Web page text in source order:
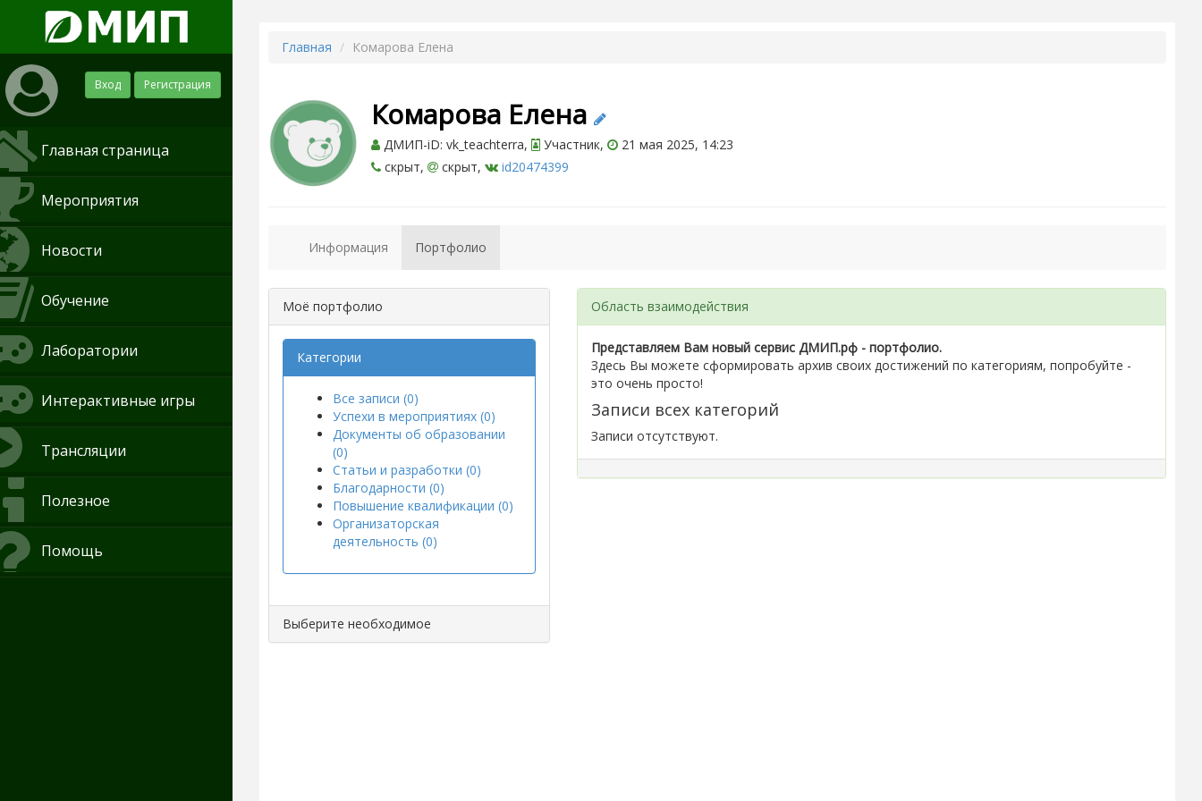
Вход Регистрация
Главная страница
Мероприятия
Новости
Обучение
Лаборатории
Интерактивные игры
Трансляции
Полезное
Помощь
Главная Комарова Елена
Комарова Елена
ДМИП-iD: vk_teachterra, Участник,
21 мая 2025, 14:23
скрыт,
скрыт, id20474399
Информация Портфолио
Моё портфолио
Категории
Все записи (0)
Успехи в мероприятиях (0)
Документы об образовании
(0)
Статьи и разработки (0)
Благодарности (0)
Повышение квалификации (0)
Организаторская
деятельность (0)
Выберите необходимое
Область взаимодействия
Представляем Вам новый сервис ДМИП.рф - портфолио.
Здесь Вы можете сформировать архив своих достижений по категориям, попробуйте -
это очень просто!
Записи всех категорий
Записи отсутствуют.